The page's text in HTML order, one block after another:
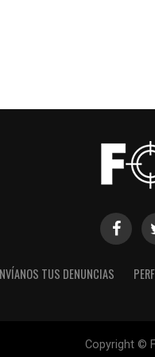
TUS DENUNCIAS
Copyright ©